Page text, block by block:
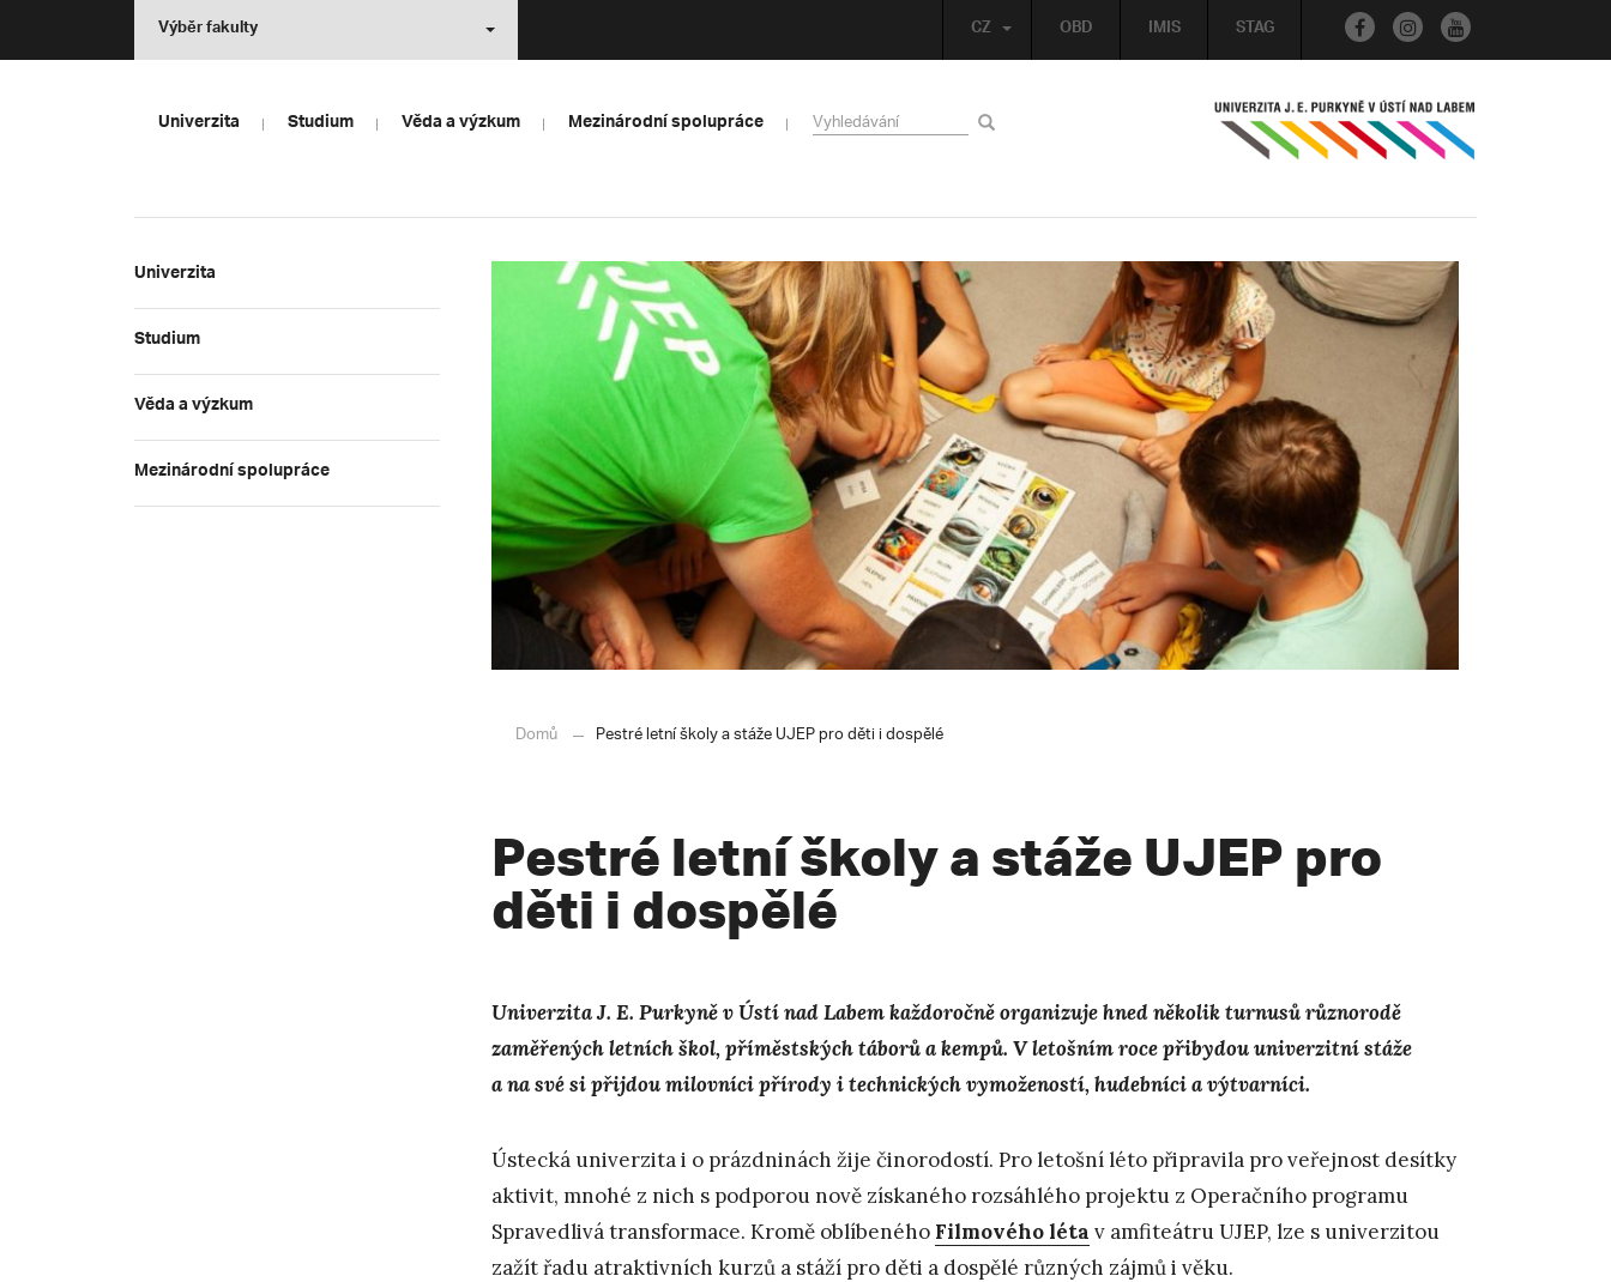
OBD IMIS STAG
CZ
Výběr fakulty
Univerzita Studium Věda a výzkum Mezinárodní spolupráce
Univerzita
Studium
Věda a výzkum
Mezinárodní spolupráce
Domů Pestré letní školy a stáže UJEP pro děti i dospělé
Pestré letní školy a stáže UJEP pro
děti i dospělé
Univerzita J. E. Purkyně v Ústí nad Labem každoročně organizuje hned několik turnusů různorodě
zaměřených letních škol, příměstských táborů a kempů. V letošním roce přibydou univerzitní stáže
a na své si přijdou milovníci přírody i technických vymožeností, hudebníci a výtvarníci.
Ústecká univerzita i o prázdninách žije činorodostí. Pro letošní léto připravila pro veřejnost desítky
aktivit, mnohé z nich s podporou nově získaného rozsáhlého projektu z Operačního programu
Spravedlivá transformace. Kromě oblíbeného Filmového léta v amfiteátru UJEP, lze s univerzitou
zažít řadu atraktivních kurzů a stáží pro děti a dospělé různých zájmů i věku.